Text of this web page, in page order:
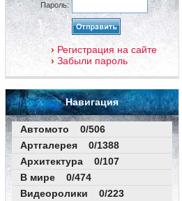
Пароль:
Регистрация на сайте
Забыли пароль
Навигация
Автомото 0/506
Артгалерея 0/1388
Архитектура 0/107
В мире 0/474
Видеоролики 0/223